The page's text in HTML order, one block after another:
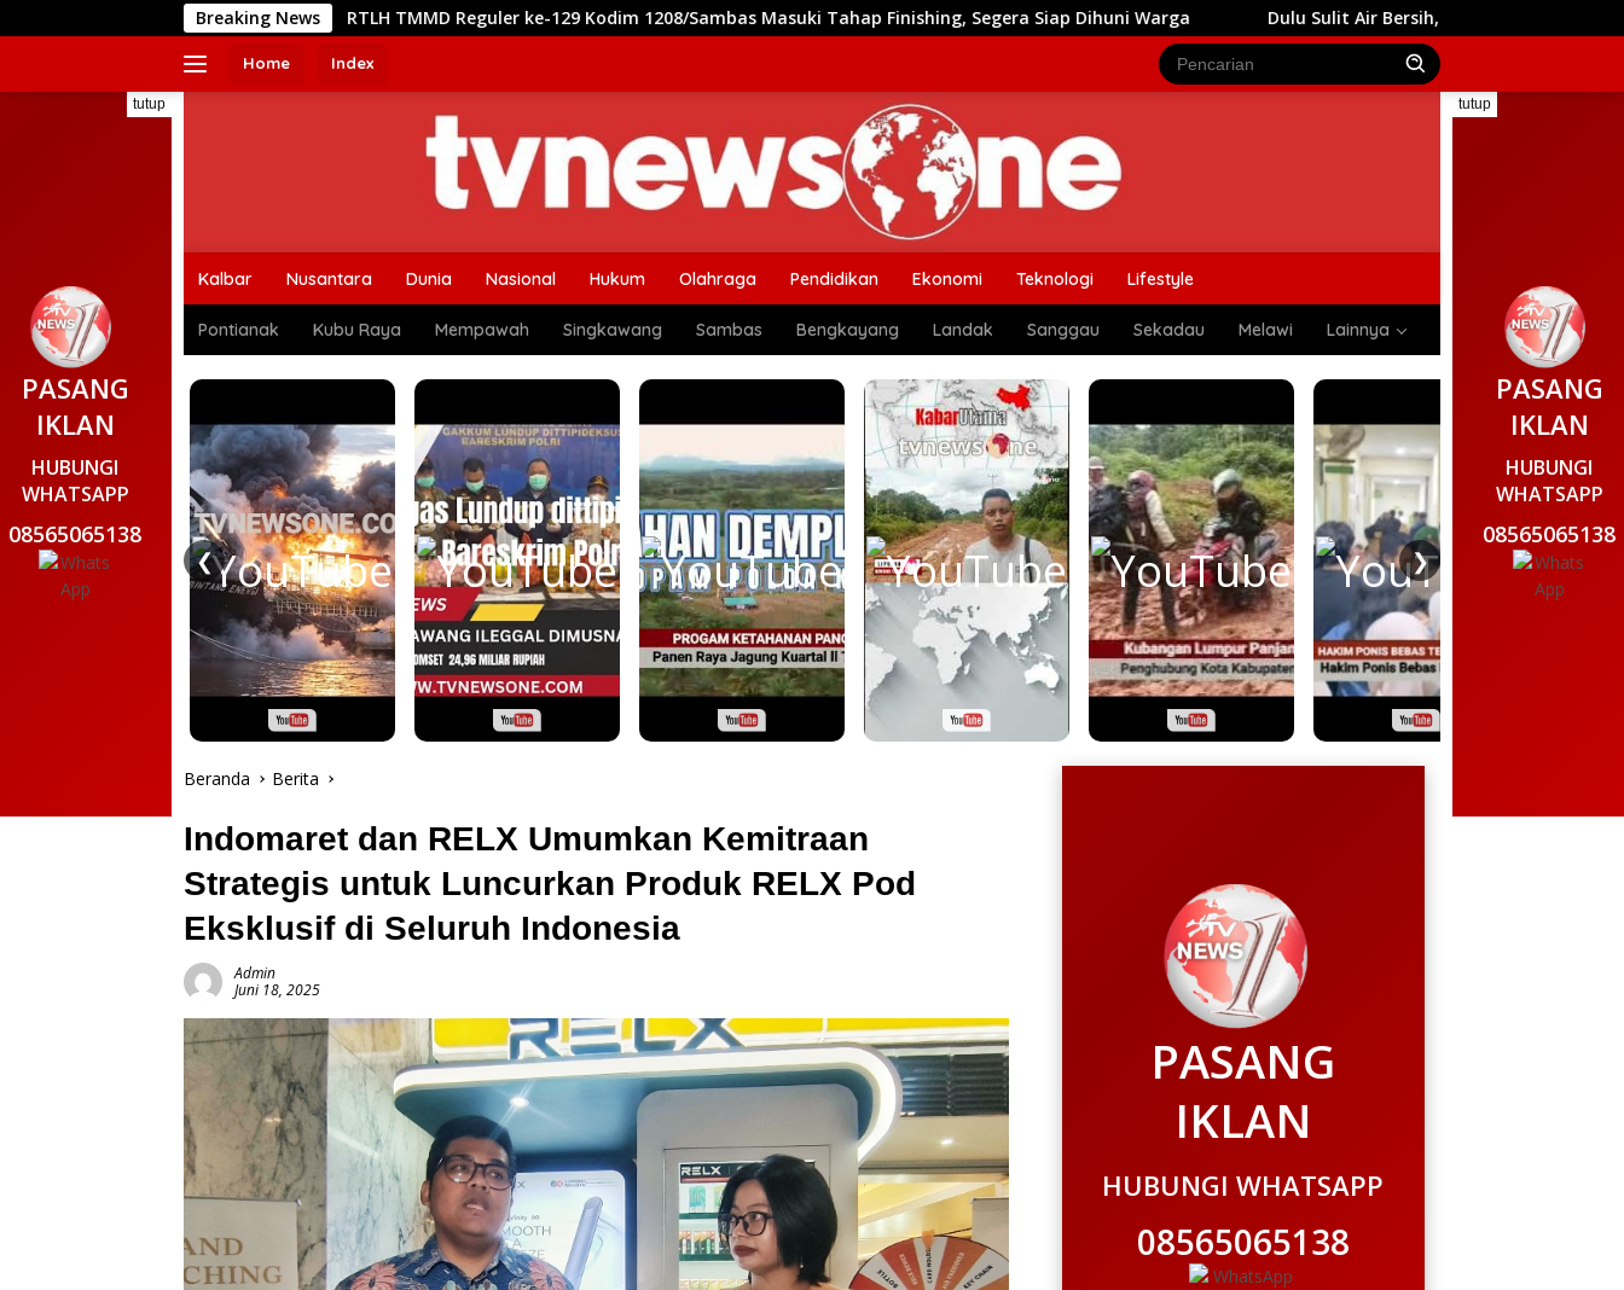
ke
Breaking News
RTLH TMMD Reguler ke-129 Kodim 1208/Sambas Masuki Tahap Finishing, Segera Siap Dihuni Warga Dulu Sulit Air Bersih, Kini Anak-Anak di Tempapan Hulu Bisa Bermain
Home Index
tutup
PASANG
IKLAN
HUBUNGI
WHATSAPP
08565065138
tutup
PASANG
IKLAN
HUBUNGI
WHATSAPP
08565065138
Kalbar Nusantara Dunia Nasional Hukum Olahraga Pendidikan Ekonomi Teknologi Lifestyle
Pontianak Kubu Raya Mempawah Singkawang Sambas Bengkayang Landak Sanggau Sekadau Melawi Lainnya
❮ ❯
Beranda Berita
Indomaret dan RELX Umumkan Kemitraan
Strategis untuk Luncurkan Produk RELX Pod
Eksklusif di Seluruh Indonesia
Admin
Juni 18, 2025
PASANG
IKLAN
HUBUNGI WHATSAPP
08565065138